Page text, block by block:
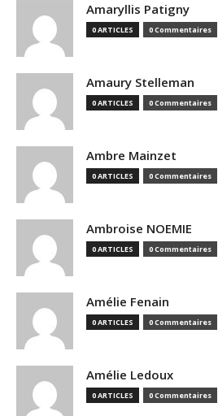
Amaryllis Patigny
0 ARTICLES 0 Commentaires
Amaury Stelleman
0 ARTICLES 0 Commentaires
Ambre Mainzet
0 ARTICLES 0 Commentaires
Ambroise NOEMIE
0 ARTICLES 0 Commentaires
Amélie Fenain
0 ARTICLES 0 Commentaires
Amélie Ledoux
0 ARTICLES 0 Commentaires